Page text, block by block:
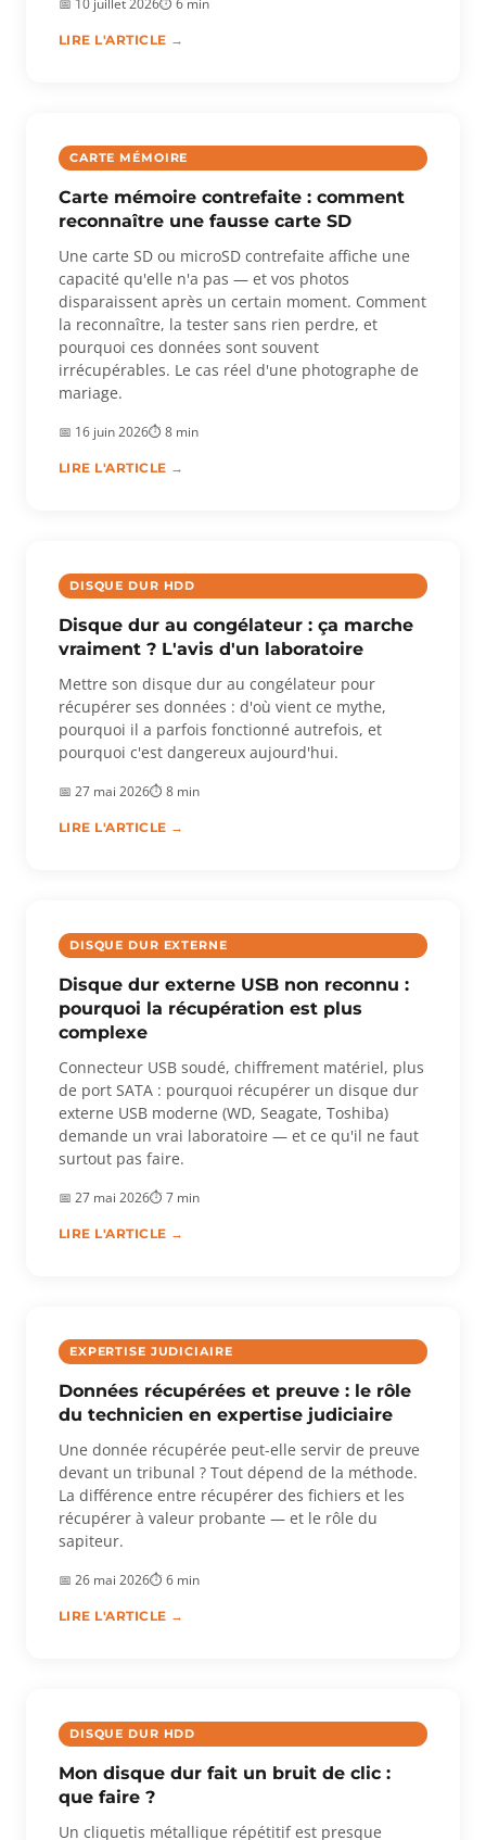
📅 10 juillet 2026⏱ 6 min
LIRE L'ARTICLE →
CARTE MÉMOIRE
Carte mémoire contrefaite : comment
reconnaître une fausse carte SD
Une carte SD ou microSD contrefaite affiche une
capacité qu'elle n'a pas — et vos photos
disparaissent après un certain moment. Comment
la reconnaître, la tester sans rien perdre, et
pourquoi ces données sont souvent
irrécupérables. Le cas réel d'une photographe de
mariage.
📅 16 juin 2026⏱ 8 min
LIRE L'ARTICLE →
DISQUE DUR HDD
Disque dur au congélateur : ça marche
vraiment ? L'avis d'un laboratoire
Mettre son disque dur au congélateur pour
récupérer ses données : d'où vient ce mythe,
pourquoi il a parfois fonctionné autrefois, et
pourquoi c'est dangereux aujourd'hui.
📅 27 mai 2026⏱ 8 min
LIRE L'ARTICLE →
DISQUE DUR EXTERNE
Disque dur externe USB non reconnu :
pourquoi la récupération est plus
complexe
Connecteur USB soudé, chiffrement matériel, plus
de port SATA : pourquoi récupérer un disque dur
externe USB moderne (WD, Seagate, Toshiba)
demande un vrai laboratoire — et ce qu'il ne faut
surtout pas faire.
📅 27 mai 2026⏱ 7 min
LIRE L'ARTICLE →
EXPERTISE JUDICIAIRE
Données récupérées et preuve : le rôle
du technicien en expertise judiciaire
Une donnée récupérée peut-elle servir de preuve
devant un tribunal ? Tout dépend de la méthode.
La différence entre récupérer des fichiers et les
récupérer à valeur probante — et le rôle du
sapiteur.
📅 26 mai 2026⏱ 6 min
LIRE L'ARTICLE →
DISQUE DUR HDD
Mon disque dur fait un bruit de clic :
que faire ?
Un cliquetis métallique répétitif est presque